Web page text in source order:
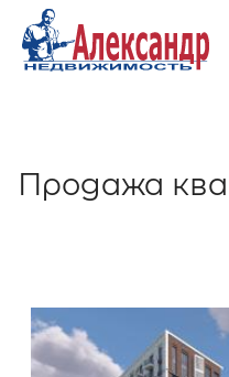
Продажа